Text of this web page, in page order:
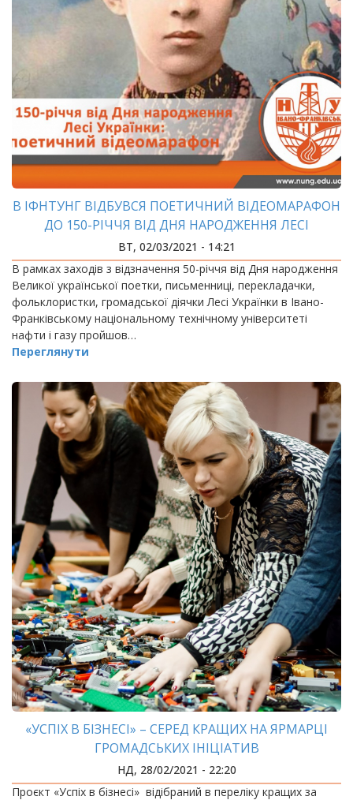
В ІФНТУНГ ВІДБУВСЯ ПОЕТИЧНИЙ ВІДЕОМАРАФОН
ДО 150-РІЧЧЯ ВІД ДНЯ НАРОДЖЕННЯ ЛЕСІ
УКРАЇНКИ
ВТ, 02/03/2021 - 14:21
В рамках заходів з відзначення 50-річчя від Дня народження
Великої української поетки, письменниці, перекладачки,
фольклористки, громадської діячки Лесі Українки в Івано-
Франківському національному технічному університеті
нафти і газу пройшов…
Переглянути
«УСПІХ В БІЗНЕСІ» – СЕРЕД КРАЩИХ НА ЯРМАРЦІ
ГРОМАДСЬКИХ ІНІЦІАТИВ
НД, 28/02/2021 - 22:20
Проєкт «Успіх в бізнесі» відібраний в переліку кращих за